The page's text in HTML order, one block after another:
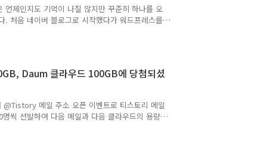
언제인지도 기억이 나질 않지만 꾸준히 하나를 오
. 처음 네이버 블로그로 시작했다가 워드프레스를
설치했다가 그 다음에 또 XE의 텍스타일을 깔아
로 사용하다 몇 번을 새로 시작하고 몇 년의 기간이
방문자 57,000회를 넘기며 그래도 꾸준히 사용해
거 같습니다. 개인적인 일상적인 이야기를 올리
서 가끔이나마 댓글도 남겨주시고, 반응도 보여주
Daum 클라우드 100GB에 당첨되셨
@Tistory 메일 주소 오픈 이벤트로 티스토리 메일
씩 선발하여 다음 메일과 다음 클라우드의 용량
이벤트가 있었습니다. 당연히 이 공지를 보는 순
요... 그리고 어제 저녁에 1차 결과 발표가 있었습